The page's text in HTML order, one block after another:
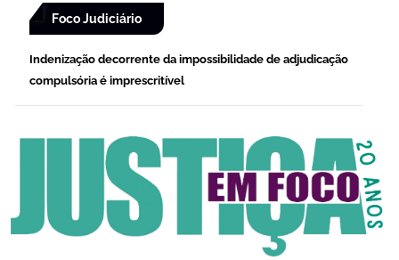
Foco Judiciário
Indenização decorrente da impossibilidade de adjudicação
compulsória é imprescritível